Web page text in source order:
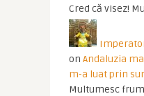
Cred că visez!
on Andaluzia
m-a luat prin
Multumesc